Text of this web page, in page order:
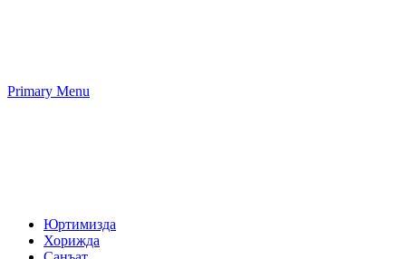
Primary Menu
Юртимизда
Хорижда